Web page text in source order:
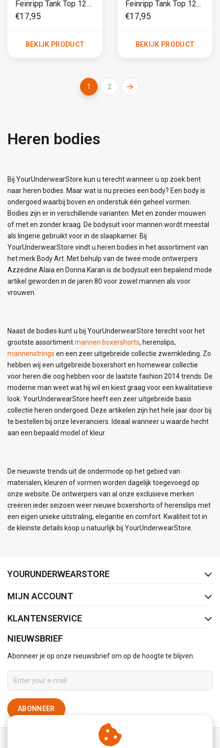
Feinripp Tank Top 120
Wit
€17,95
BEKIJK PRODUCT
Feinripp Tank Top 120
Zwart
€17,95
BEKIJK PRODUCT
1 2
Heren bodies
Bij YourUnderwearStore kun u terecht wanneer u op zoek bent
naar heren bodies. Maar wat is nu precies een body? Een body is
ondergoed waarbij boven en onderstuk één geheel vormen.
Bodies zijn er in verschillende varianten. Met en zonder mouwen
of met en zonder kraag. De bodysuit voor mannen wordt meestal
als lingerie gebruikt voor in de slaapkamer. Bij
YourUnderwearStore vindt u heren bodies in het assortiment van
het merk Body Art. Met behulp van de twee mode ontwerpers
Azzedine Alaia en Donna Karan is de bodysuit een bepalend mode
artikel geworden in de jaren 80 voor zowel mannen als voor
vrouwen.
Naast de bodies kunt u bij YourUnderwearStore terecht voor het
grootste assortimentmannen boxershorts, herenslips,
mannenstrings en een zeer uitgebreide collectie zwemkleding. Zo
hebben wij een uitgebreide boxershort en homewear collectie
voor heren die oog hebben voor de laatste fashion 2014 trends. De
moderne man weet wat hij wil en kiest graag voor een kwalitatieve
look. YourUnderwearStore heeft een zeer uitgebreide basis
collectie heren ondergoed. Deze artikelen zijn het hele jaar door bij
te bestellen bij onze leveranciers. Ideaal wanneer u waarde hecht
aan een bepaald model of kleur.
De nieuwste trends uit de ondermode op het gebied van
materialen, kleuren of vormen worden dagelijk toegevoegd op
onze website. De ontwerpers van al onze exclusieve merken
creëren ieder seizoen weer nieuwe boxershorts of herenslips met
een eigen unieke uitstraling, elegantie en comfort. Kwaliteit tot in
de kleinste details koop u natuurlijk bij YourUnderwearStore.
YOURUNDERWEARSTORE
MIJN ACCOUNT
KLANTENSERVICE
NIEUWSBRIEF
Abonneer je op onze nieuwsbrief om op de hoogte te blijven.
ABONNEER